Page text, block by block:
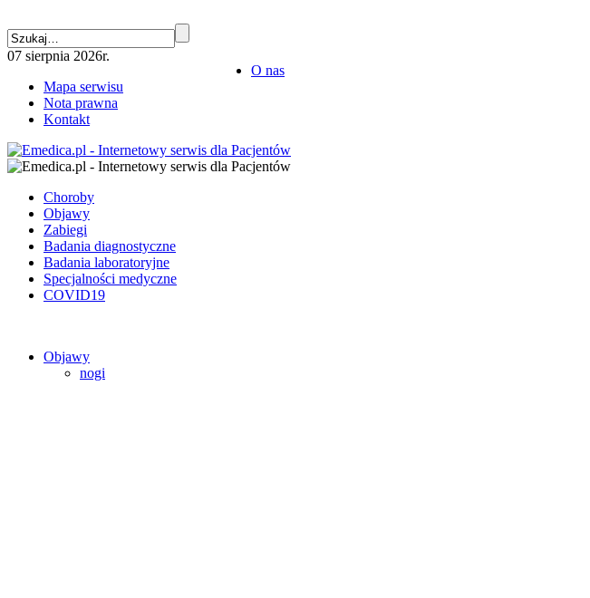
07 sierpnia 2026r.
O nas
Mapa serwisu
Nota prawna
Kontakt
Choroby
Objawy
Zabiegi
Badania diagnostyczne
Badania laboratoryjne
Specjalności medyczne
COVID19
Objawy
nogi